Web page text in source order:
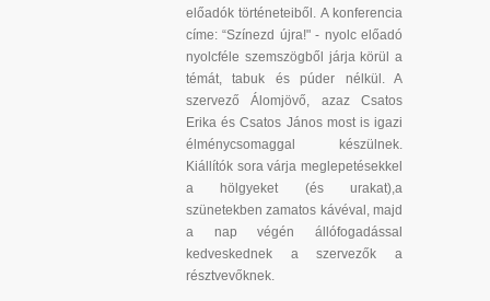
előadók történeteiből. A konferencia
címe: “Színezd újra!" - nyolc előadó
nyolcféle szemszögből járja körül a
témát, tabuk és púder nélkül. A
szervező Álomjövő, azaz Csatos
Erika és Csatos János most is igazi
élménycsomaggal készülnek.
Kiállítók sora várja meglepetésekkel
a hölgyeket (és urakat),a
szünetekben zamatos kávéval, majd
a nap végén állófogadással
kedveskednek a szervezők a
résztvevőknek.